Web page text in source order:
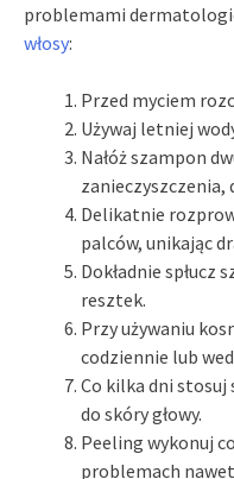
problemami
włosy:
Przed myciem
Używaj letniej
Nałóż szampon
zanieczyszczenia,
Delikatnie
palców, unikając
Dokładnie spłucz
resztek.
Przy używaniu
codziennie lub
Co kilka dni
do skóry głowy.
Peeling wykonuj
problemach